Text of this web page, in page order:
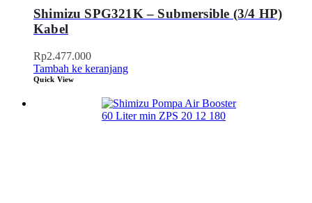
Shimizu SPG321K – Submersible (3/4 HP)
Kabel
Rp2.477.000
Tambah ke keranjang
Quick View